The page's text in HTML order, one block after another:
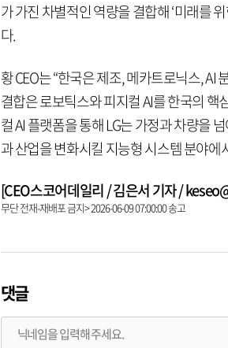
가 가진 차별적인 역량을 결합해 ‘미래를
다.
황 CEO는 “한국은 제조, 메카트로닉스,
결합은 로보틱스와 피지컬 AI를 한국의 핵
컬 AI 플랫폼을 통해 LG는 가정과 차량을
과 산업을 변화시킬 지능형 시스템 분야
[CEO스코어데일리 / 김은서 기자 /
무단 전재-재배포 금지> 2026-06-09 07:00:00 송고
댓글